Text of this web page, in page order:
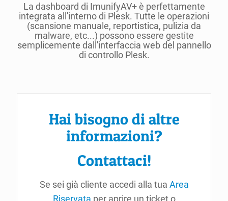
La dashboard di ImunifyAV+ è perfettamente
integrata all'interno di Plesk. Tutte le operazioni
(scansione manuale, reportistica, pulizia da
malware, etc...) possono essere gestite
semplicemente dall'interfaccia web del pannello
di controllo Plesk.
Hai bisogno di altre
informazioni?
Contattaci!
Se sei già cliente accedi alla tua Area
Riservata per aprire un ticket o